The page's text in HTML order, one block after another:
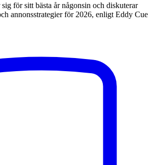
för sitt bästa år någonsin och diskuterar
annonsstrategier för 2026, enligt Eddy Cue